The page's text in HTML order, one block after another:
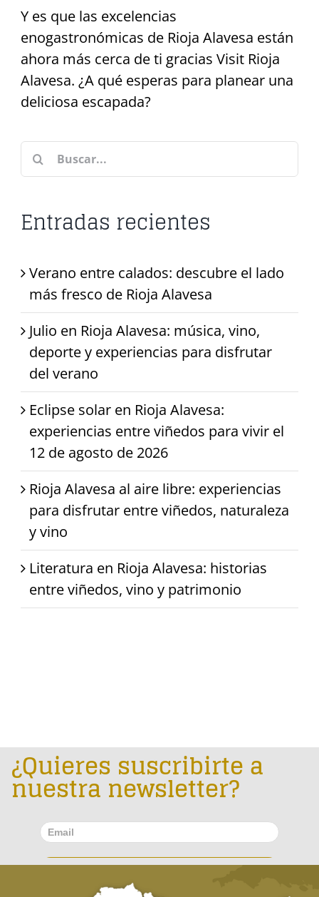
Y es que las excelencias
enogastronómicas de Rioja Alavesa están
ahora más cerca de ti gracias Visit Rioja
Alavesa. ¿A qué esperas para planear una
deliciosa escapada?
Buscar:
Entradas recientes
Verano entre calados: descubre el lado
más fresco de Rioja Alavesa
Julio en Rioja Alavesa: música, vino,
deporte y experiencias para disfrutar
del verano
Eclipse solar en Rioja Alavesa:
experiencias entre viñedos para vivir el
12 de agosto de 2026
Rioja Alavesa al aire libre: experiencias
para disfrutar entre viñedos, naturaleza
y vino
Literatura en Rioja Alavesa: historias
entre viñedos, vino y patrimonio
¿Quieres suscribirte a
nuestra newsletter?